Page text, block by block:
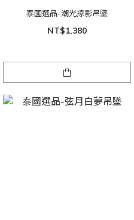
泰國選品-潮光掠影吊墜
NT$1,380